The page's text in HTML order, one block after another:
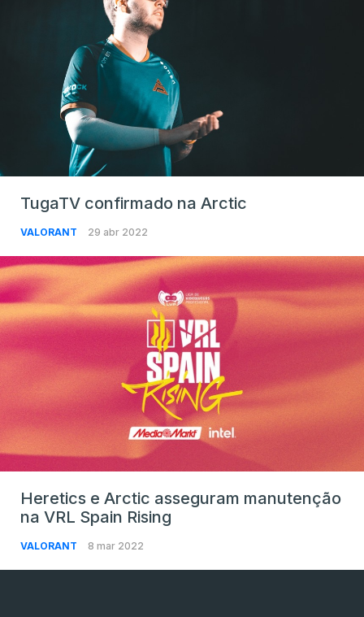
TugaTV confirmado na Arctic
VALORANT 29 abr 2022
Heretics e Arctic asseguram manutenção
na VRL Spain Rising
VALORANT 8 mar 2022